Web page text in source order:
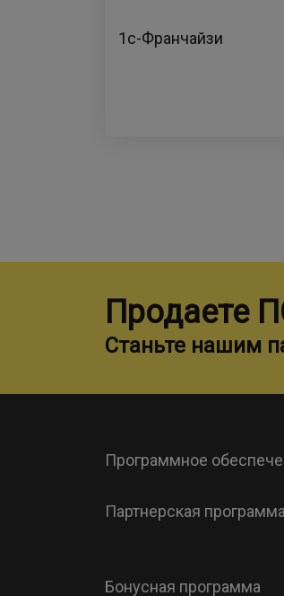
1с-Франчайзи
Продаете
Станьте нашим
Программное
Партнерская программа
Бонусная программа